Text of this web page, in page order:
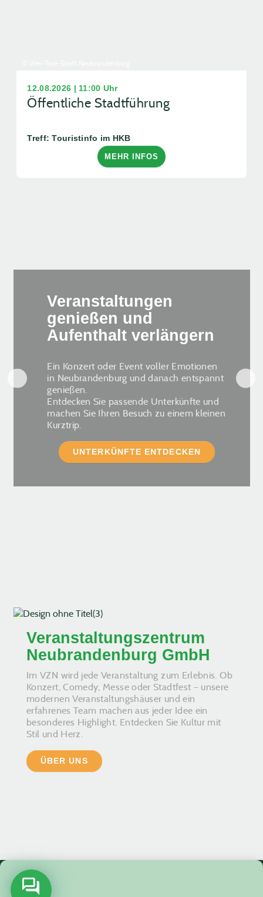
12.08.2026 | 11:00 Uhr
Öffentliche Stadtführung
Treff: Touristinfo im HKB
MEHR INFOS
Veranstaltungen
genießen und
Aufenthalt verlängern
Ein Konzert oder Event voller Emotionen
in Neubrandenburg und danach entspannt
genießen.
Entdecken Sie passende Unterkünfte und
machen Sie Ihren Besuch zu einem kleinen
Kurztrip.
UNTERKÜNFTE ENTDECKEN
Veranstaltungszentrum
Neubrandenburg GmbH
Im VZN wird jede Veranstaltung zum Erlebnis. Ob
Konzert, Comedy, Messe oder Stadtfest – unsere
modernen Veranstaltungshäuser und ein
erfahrenes Team machen aus jeder Idee ein
besonderes Highlight. Entdecken Sie Kultur mit
Stil und Herz.
ÜBER UNS